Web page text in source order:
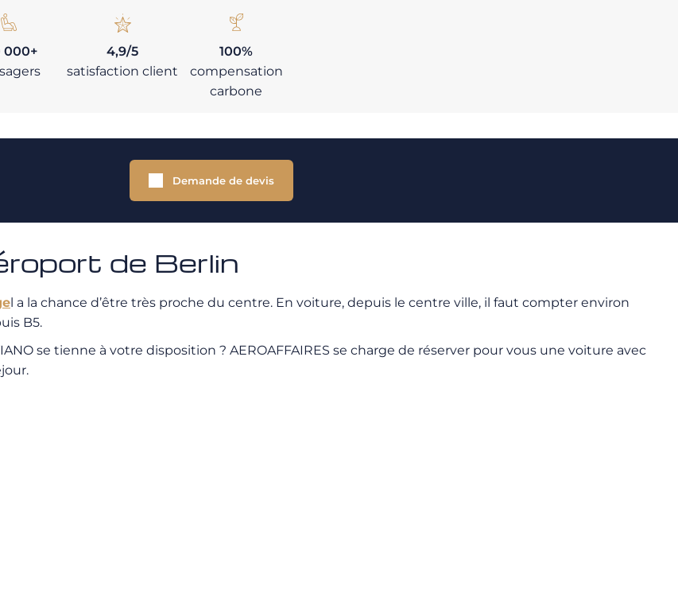
000+
4,9/5
satisfaction client
100%
compensation
carbone
Demande de devis
de Berlin
l a la chance d’être très proche du centre. En voiture, depuis le centre ville, il faut compter environ
B5.
se tienne à votre disposition ? AEROAFFAIRES se charge de réserver pour vous une voiture avec